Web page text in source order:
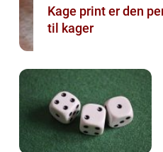
Kage print er den
til kager